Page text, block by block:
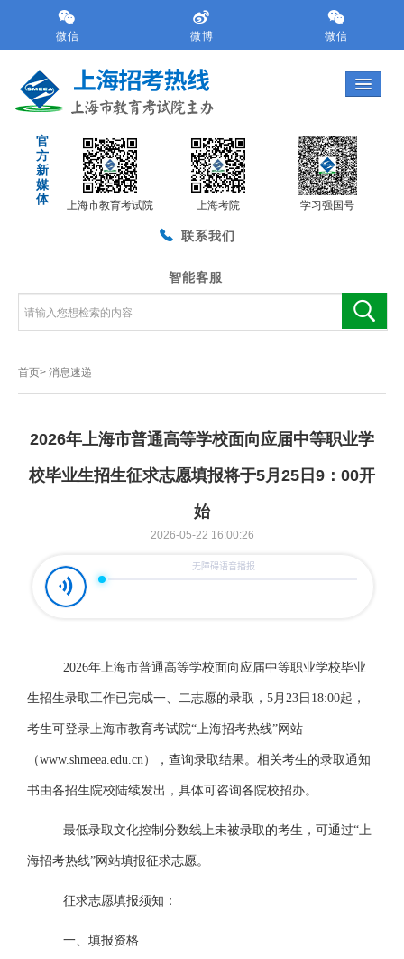
到
微信 微博 微信
官
方
新
媒
体
上海市教育考试院 上海考院 学习强国号
联系我们
智能客服
首页> 消息速递
2026年上海市普通高等学校面向应届中等职业学
校毕业生招生征求志愿填报将于5月25日9：00开
始
2026-05-22 16:00:26
2026年上海市普通高等学校面向应届中等职业学校毕业
生招生录取工作已完成一、二志愿的录取，5月23日18:00起，
考生可登录上海市教育考试院“上海招考热线”网站
（www.shmeea.edu.cn），查询录取结果。相关考生的录取通知
书由各招生院校陆续发出，具体可咨询各院校招办。
最低录取文化控制分数线上未被录取的考生，可通过“上
海招考热线”网站填报征求志愿。
征求志愿填报须知：
一、填报资格